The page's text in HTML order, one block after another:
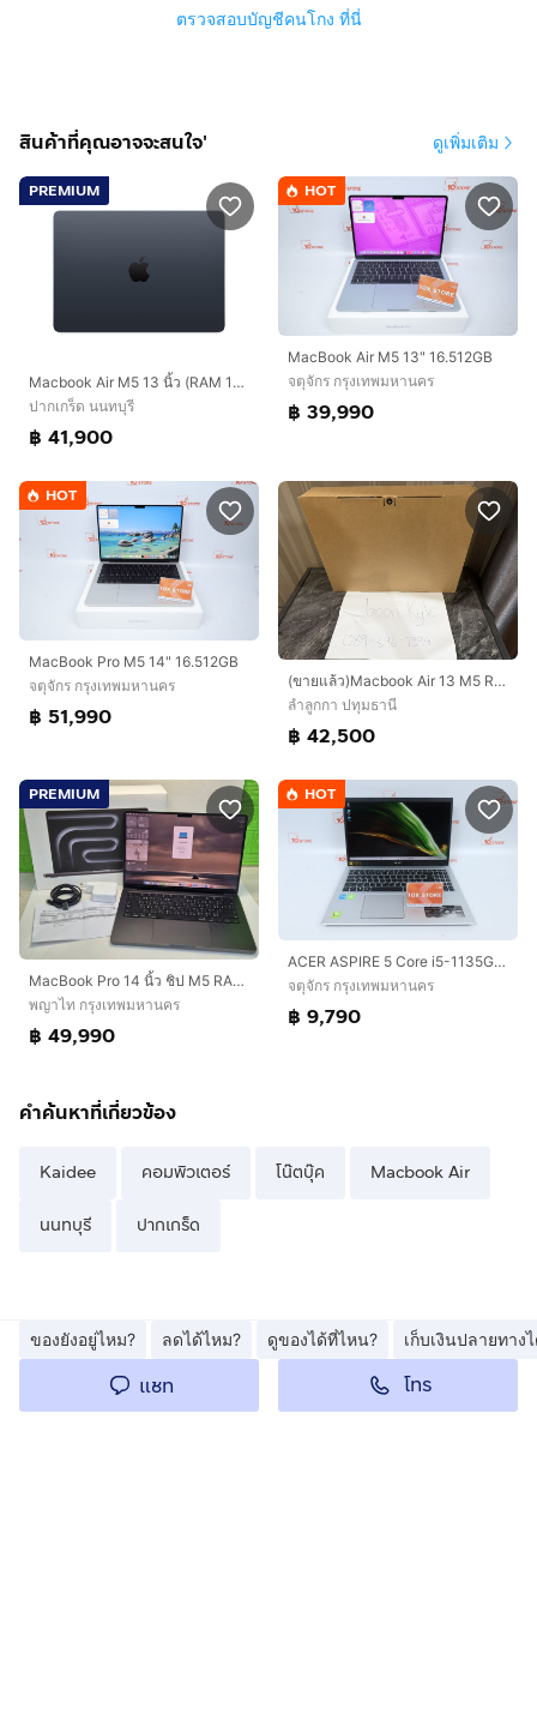
ตรวจสอบบัญชีคนโกง ที่นี่
สินค้าที่คุณอาจจะสนใจ' ดูเพิ่มเติม
PREMIUM
Macbook Air M5 13 นิ้ว (RAM 16GB - SSD 512GB) สี Midnight ของใหม่ยังไม่แกะ ประกันยังไม่เดิน
ปากเกร็ด นนทบุรี
฿ 41,900
HOT
MacBook Air M5 13" 16.512GB
จตุจักร กรุงเทพมหานคร
฿ 39,990
HOT
MacBook Pro M5 14" 16.512GB
จตุจักร กรุงเทพมหานคร
฿ 51,990
(ขายแล้ว)Macbook Air 13 M5 Ram16 SSD512 สีmidnight มือหนึ่ง
ลำลูกกา ปทุมธานี
฿ 42,500
PREMIUM
MacBook Pro 14 นิ้ว ชิป M5 RAM 16GB SSD 512GB แบต 100 ประกันศูนย์ถึง 25 ก.พ. 2570 ครบกล่อง
พญาไท กรุงเทพมหานคร
฿ 49,990
HOT
ACER ASPIRE 5 Core i5-1135G7 RAM16.512GB
จตุจักร กรุงเทพมหานคร
฿ 9,790
คำค้นหาที่เกี่ยวข้อง
Kaidee คอมพิวเตอร์ โน๊ตบุ๊ค Macbook Air
นนทบุรี ปากเกร็ด
ของยังอยู่ไหม? ลดได้ไหม? ดูของได้ที่ไหน? เก็บเงินปลายทาง
แชท โทร